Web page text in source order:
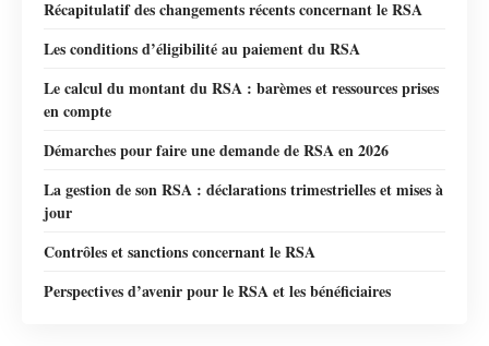
Récapitulatif des changements récents concernant le RSA
Les conditions d’éligibilité au paiement du RSA
Le calcul du montant du RSA : barèmes et ressources prises
en compte
Démarches pour faire une demande de RSA en 2026
La gestion de son RSA : déclarations trimestrielles et mises à
jour
Contrôles et sanctions concernant le RSA
Perspectives d’avenir pour le RSA et les bénéficiaires